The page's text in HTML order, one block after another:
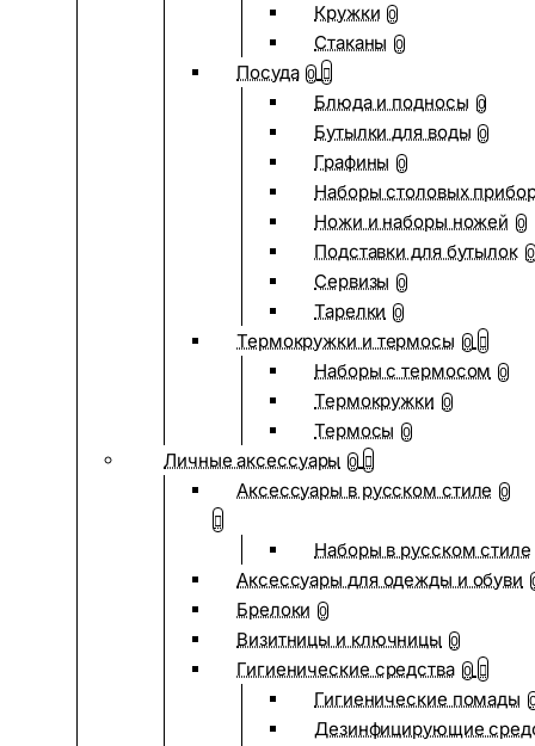
Кружки 0
Стаканы 0
Посуда 0
Блюда и подносы 0
Бутылки для воды 0
Графины 0
Наборы столовых
Ножи и наборы ножей 0
Подставки для бутылок 0
Сервизы 0
Тарелки 0
Термокружки и термосы 0
Наборы с термосом 0
Термокружки 0
Термосы 0
Личные аксессуары 0
Аксессуары в русском стиле 0
Наборы в русском стиле
Аксессуары для одежды и обуви
Брелоки 0
Визитницы и ключницы 0
Гигиенические средства 0
Гигиенические помады
Дезинфицирующие